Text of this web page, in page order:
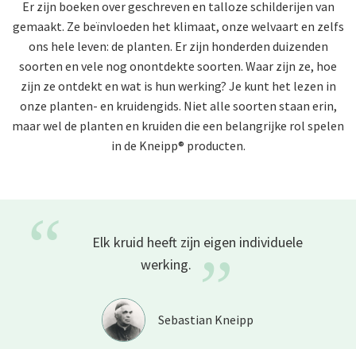
Er zijn boeken over geschreven en talloze schilderijen van
gemaakt. Ze beïnvloeden het klimaat, onze welvaart en zelfs
ons hele leven: de planten. Er zijn honderden duizenden
soorten en vele nog onontdekte soorten. Waar zijn ze, hoe
zijn ze ontdekt en wat is hun werking? Je kunt het lezen in
onze planten- en kruidengids. Niet alle soorten staan erin,
maar wel de planten en kruiden die een belangrijke rol spelen
in de Kneipp® producten.
“
Elk kruid heeft zijn eigen individuele
werking.
”
Sebastian Kneipp